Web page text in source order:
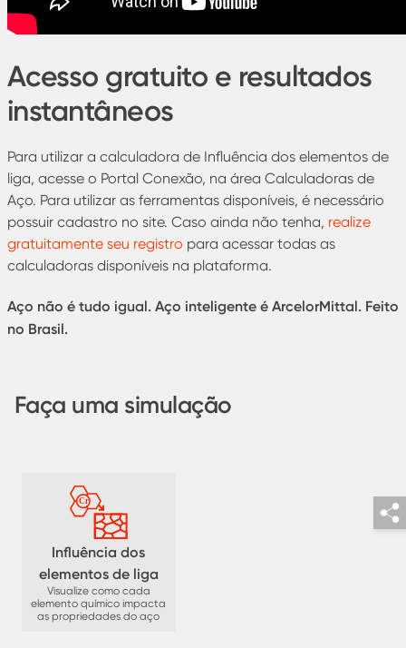
Acesso gratuito e resultados
instantâneos
Para utilizar a calculadora de Influência dos elementos de
liga, acesse o Portal Conexão, na área Calculadoras de
Aço. Para utilizar as ferramentas disponíveis, é necessário
possuir cadastro no site. Caso ainda não tenha, realize
gratuitamente seu registro para acessar todas as
calculadoras disponíveis na plataforma.
Aço não é tudo igual. Aço inteligente é ArcelorMittal. Feito
no Brasil.
Faça uma simulação
Influência dos
elementos de liga
Visualize como cada
elemento químico impacta
as propriedades do aço